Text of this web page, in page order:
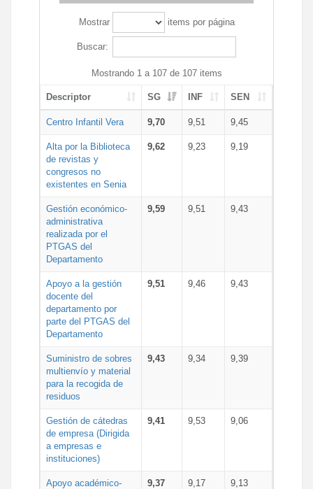
Mostrar items por página
Buscar:
Mostrando 1 a 107 de 107 items
Descriptor SG INF SEN
Centro Infantil Vera 9,70 9,51 9,45
Alta por la Biblioteca
de revistas y
congresos no
existentes en Senia
9,62 9,23 9,19
Gestión económico-
administrativa
realizada por el
PTGAS del
Departamento
9,59 9,51 9,43
Apoyo a la gestión
docente del
departamento por
parte del PTGAS del
Departamento
9,51 9,46 9,43
Suministro de sobres
multienvío y material
para la recogida de
residuos
9,43 9,34 9,39
Gestión de cátedras
de empresa (Dirigida
a empresas e
instituciones)
9,41 9,53 9,06
Apoyo académico-
9,37 9,17 9,13